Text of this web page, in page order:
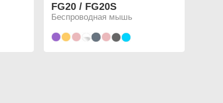
FG20 / FG20S
Беспроводная мышь